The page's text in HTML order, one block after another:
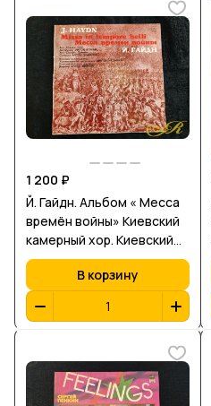
1 200 ₽
Й. Гайдн. Альбом « Месса
времён войны» Киевский
камерный хор. Киевский
камерный оркестр.
В корзину